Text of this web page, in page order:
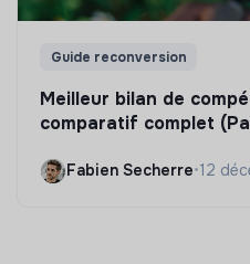
Guide reconversion
Meilleur bilan de
comparatif complet
Fabien Secherre•12